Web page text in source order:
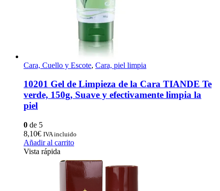
Cara, Cuello y Escote, Cara, piel limpia
10201 Gel de Limpieza de la Cara TIANDE Te
verde, 150g, Suave y efectivamente limpia la
piel
0 de 5
8,10€ IVA incluido
Añadir al carrito
Vista rápida